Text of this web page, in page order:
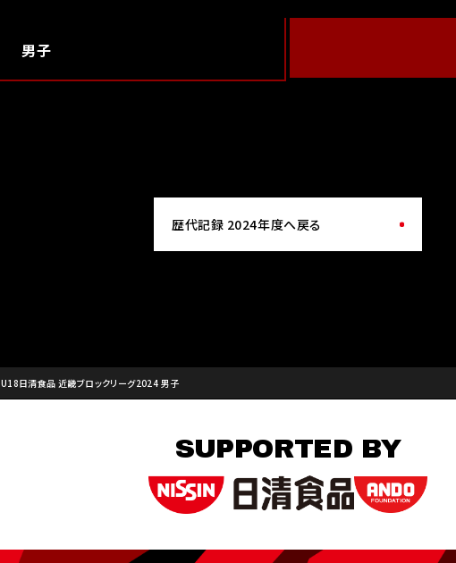
男子
歴代記録 2024年度へ戻る
U18日清食品 近畿ブロックリーグ2024 男子
SUPPORTED BY